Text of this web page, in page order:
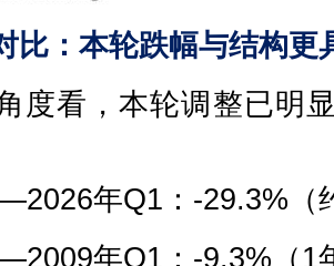
比：本轮跌幅与结构更
度看，本轮调整已明
年Q1：-29.3%（
年Q1：-9.3%（1